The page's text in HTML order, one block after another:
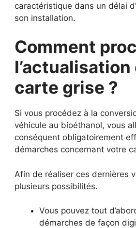
caractéristique dans un délai
son installation.
Comment
carte grise ?
Si vous procédez à la
véhicule au bioéthanol, vous
conséquent obligatoirement
démarches concernant votre
Afin de réaliser ces dernières
plusieurs possibilités.
Vous pouvez tout
démarches de façon